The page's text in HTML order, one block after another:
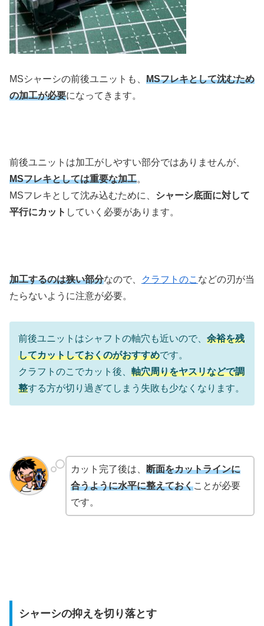
MSシャーシの前後ユニットも、 MSフレキとして沈むため
の加工が必要になってきます。
前後ユニットは加工がしやすい部分ではありませんが、
MSフレキとしては重要な加工。
MSフレキとして沈み込むために、 シャーシ底面に対して
平行にカット していく必要があります。
加工するのは狭い部分なので、 クラフトのこ などの刃が当
たらないように注意が必要。
前後ユニットはシャフトの軸穴も近いので、 余裕を残
してカットしておくのがおすすめです。
クラフトのこでカット後、 軸穴周りをヤスリなどで調
整する方が切り過ぎてしまう失敗も少なくなります。
カット完了後は、 断面をカットラインに
合うように水平に整えておくことが必要
です。
シャーシの抑えを切り落とす